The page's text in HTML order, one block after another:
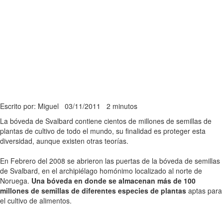
Escrito por: Miguel 03/11/2011 2 minutos
La bóveda de Svalbard contiene cientos de millones de semillas de
plantas de cultivo de todo el mundo, su finalidad es proteger esta
diversidad, aunque existen otras teorías.
En Febrero del 2008 se abrieron las puertas de la bóveda de semillas
de Svalbard, en el archipiélago homónimo localizado al norte de
Noruega. Una bóveda en donde se almacenan más de 100
millones de semillas de diferentes especies de plantas aptas para
el cultivo de alimentos.